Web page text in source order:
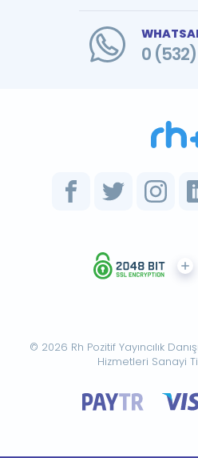
0 (532)
© 2026 Rh Pozitif Yayıncılık
Hizmetleri Sanayi